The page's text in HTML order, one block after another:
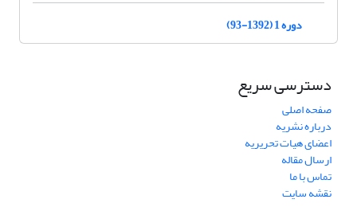
دوره 1 (1392-93)
دسترسی سریع
صفحه اصلی
درباره نشریه
اعضای هیات تحریریه
ارسال مقاله
تماس با ما
نقشه سایت